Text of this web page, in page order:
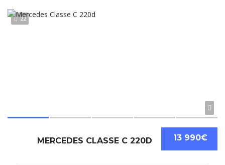
22
13 990€
MERCEDES CLASSE C 220D